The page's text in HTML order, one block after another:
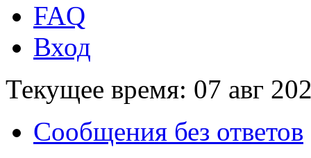
FAQ
Вход
Текущее время: 07 авг
Сообщения без ответов